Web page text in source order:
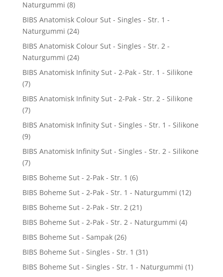
Naturgummi (8)
BIBS Anatomisk Colour Sut - Singles - Str. 1 -
Naturgummi (24)
BIBS Anatomisk Colour Sut - Singles - Str. 2 -
Naturgummi (24)
BIBS Anatomisk Infinity Sut - 2-Pak - Str. 1 - Silikone
(7)
BIBS Anatomisk Infinity Sut - 2-Pak - Str. 2 - Silikone
(7)
BIBS Anatomisk Infinity Sut - Singles - Str. 1 - Silikone
(9)
BIBS Anatomisk Infinity Sut - Singles - Str. 2 - Silikone
(7)
BIBS Boheme Sut - 2-Pak - Str. 1 (6)
BIBS Boheme Sut - 2-Pak - Str. 1 - Naturgummi (12)
BIBS Boheme Sut - 2-Pak - Str. 2 (21)
BIBS Boheme Sut - 2-Pak - Str. 2 - Naturgummi (4)
BIBS Boheme Sut - Sampak (26)
BIBS Boheme Sut - Singles - Str. 1 (31)
BIBS Boheme Sut - Singles - Str. 1 - Naturgummi (1)